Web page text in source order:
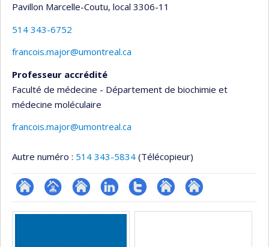
Pavillon Marcelle-Coutu, local 3306-11
514 343-6752
francois.major@umontreal.ca
Professeur accrédité
Faculté de médecine - Département de biochimie et
médecine moléculaire
francois.major@umontreal.ca
Autre numéro : 514 343-5834 (Télécopieur)
ResearchGate
Page Site
LinkedInCompteAutre Autre
Médias